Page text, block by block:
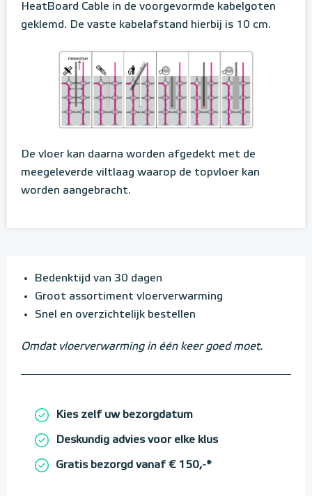
HeatBoard Cable in de voorgevormde kabelgoten
geklemd. De vaste kabelafstand hierbij is 10 cm.
De vloer kan daarna worden afgedekt met de
meegeleverde viltlaag waarop de topvloer kan
worden aangebracht.
Bedenktijd van 30 dagen
Groot assortiment vloerverwarming
Snel en overzichtelijk bestellen
Omdat vloerverwarming in één keer goed moet.
Kies zelf uw bezorgdatum
Deskundig advies voor elke klus
Gratis bezorgd vanaf € 150,-*